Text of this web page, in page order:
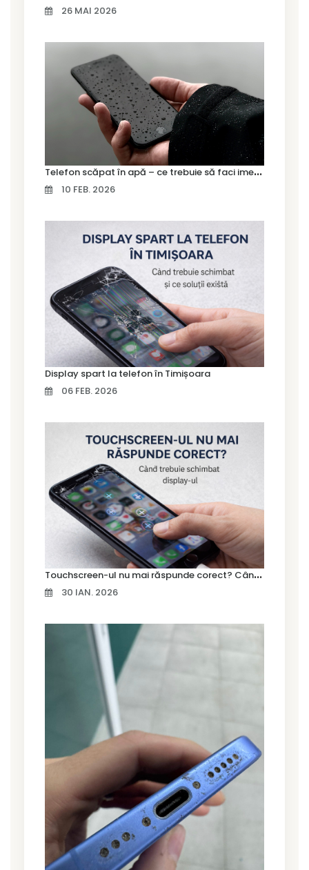
26 MAI 2026
T
elefon scăpat în apă – ce trebuie să faci imediat și ce greșeli să eviți
10 FEB. 2026
Display spart la telefon în Timișoara
06 FEB. 2026
T
ouchscreen-ul nu mai răspunde corect? Când trebuie schimbat display-ul
30 IAN. 2026